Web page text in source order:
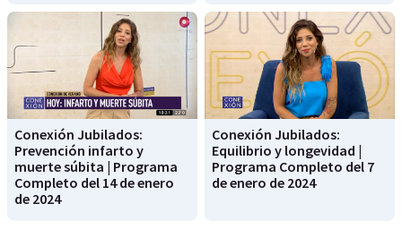
Conexión Jubilados:
Prevención infarto y
muerte súbita | Programa
Completo del 14 de enero
de 2024
Conexión Jubilados:
Equilibrio y longevidad |
Programa Completo del 7
de enero de 2024